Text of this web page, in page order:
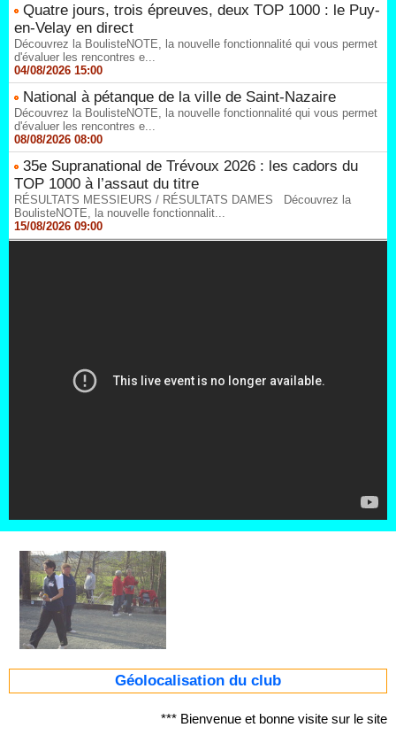
Géolocalisation du club
*** Bienvenue et bonne visite sur le site
Quatre jours, trois épreuves, deux TOP 1000 : le Puy-
en-Velay en direct
Découvrez la BoulisteNOTE, la nouvelle fonctionnalité qui vous permet
d'évaluer les rencontres e...
04/08/2026 15:00
National à pétanque de la ville de Saint-Nazaire
Découvrez la BoulisteNOTE, la nouvelle fonctionnalité qui vous permet
d'évaluer les rencontres e...
08/08/2026 08:00
35e Supranational de Trévoux 2026 : les cadors du
TOP 1000 à l’assaut du titre
RÉSULTATS MESSIEURS / RÉSULTATS DAMES Découvrez la
BoulisteNOTE, la nouvelle fonctionnalit...
15/08/2026 09:00